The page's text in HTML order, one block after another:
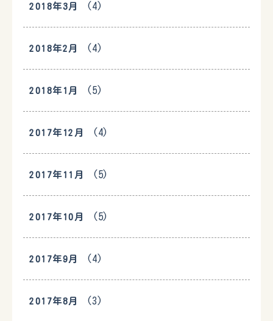
2018年3月 (4)
2018年2月 (4)
2018年1月 (5)
2017年12月 (4)
2017年11月 (5)
2017年10月 (5)
2017年9月 (4)
2017年8月 (3)